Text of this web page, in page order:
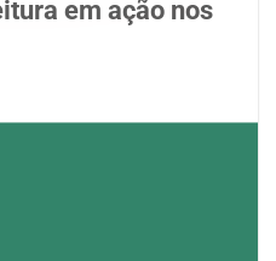
em ação nos